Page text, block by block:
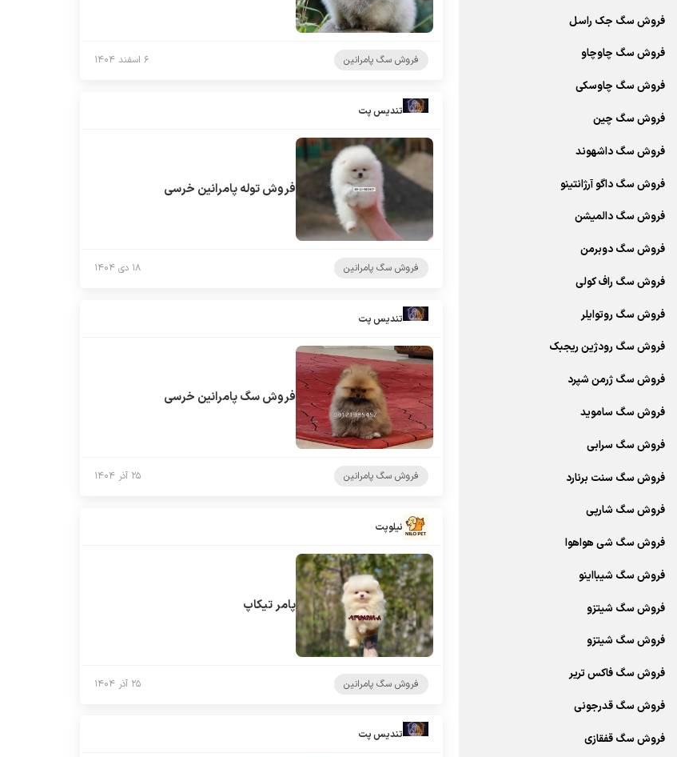
فروش سگ جک راسل
فروش سگ چاوچاو
فروش سگ چاوسکی
فروش سگ چین
فروش سگ داشهوند
فروش سگ داگو آرژانتینو
فروش سگ دالمیشن
فروش سگ دوبرمن
فروش سگ راف کولی
فروش سگ روتوایلر
فروش سگ رودژین ریجبک
فروش سگ ژرمن شپرد
فروش سگ ساموید
فروش سگ سرابی
فروش سگ سنت برنارد
فروش سگ شارپی
فروش سگ شی هواهوا
فروش سگ شیبااینو
فروش سگ شیتزو
فروش سگ شیتزو
فروش سگ فاکس تریر
فروش سگ قدرجونی
فروش سگ قفقازی
فروش سگ پامرانین ۶ اسفند ۱۴۰۴
تندیس پت
فروش توله پامرانین خرسی
فروش سگ پامرانین ۱۸ دی ۱۴۰۴
تندیس پت
فروش سگ پامرانین خرسی
فروش سگ پامرانین ۲۵ آذر ۱۴۰۴
نیلوپت
پامر تیکاپ
فروش سگ پامرانین ۲۵ آذر ۱۴۰۴
تندیس پت